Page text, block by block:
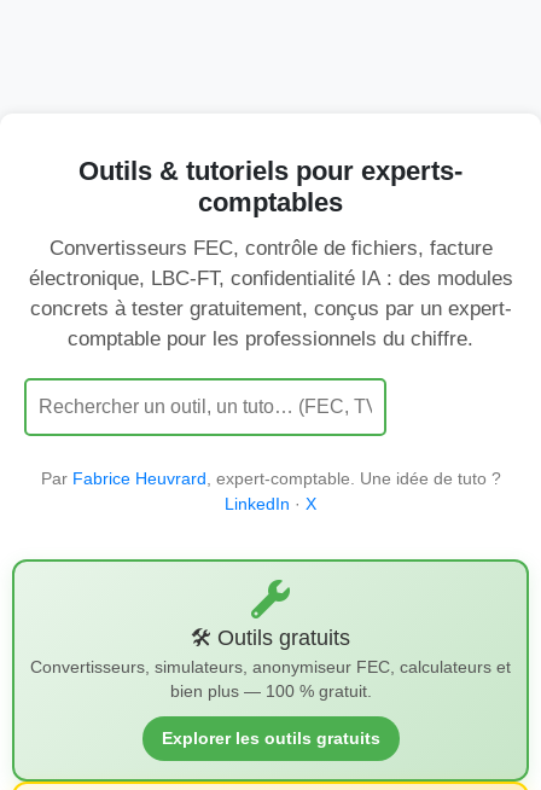
Outils & tutoriels pour experts-
comptables
Convertisseurs FEC, contrôle de fichiers, facture
électronique, LBC-FT, confidentialité IA : des modules
concrets à tester gratuitement, conçus par un expert-
comptable pour les professionnels du chiffre.
Par Fabrice Heuvrard , expert-comptable. Une idée de tuto ?
LinkedIn · X
🛠️ Outils gratuits
Convertisseurs, simulateurs, anonymiseur FEC, calculateurs et
bien plus — 100 % gratuit.
Explorer les outils gratuits